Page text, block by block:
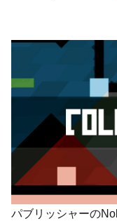
パブリッシャーの